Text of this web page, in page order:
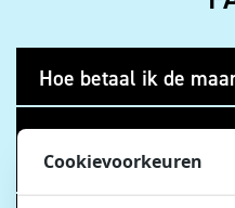
Hoe betaal ik de
Ik wil mijn borg
moet ik doen?
Cookievoorkeuren